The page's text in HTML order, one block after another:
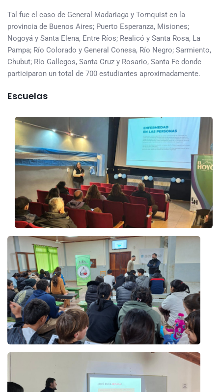
Tal fue el caso de General Madariaga y Tornquist en la
provincia de Buenos Aires; Puerto Esperanza, Misiones;
Nogoyá y Santa Elena, Entre Ríos; Realicó y Santa Rosa, La
Pampa; Río Colorado y General Conesa, Río Negro; Sarmiento,
Chubut; Río Gallegos, Santa Cruz y Rosario, Santa Fe donde
participaron un total de 700 estudiantes aproximadamente.
Escuelas